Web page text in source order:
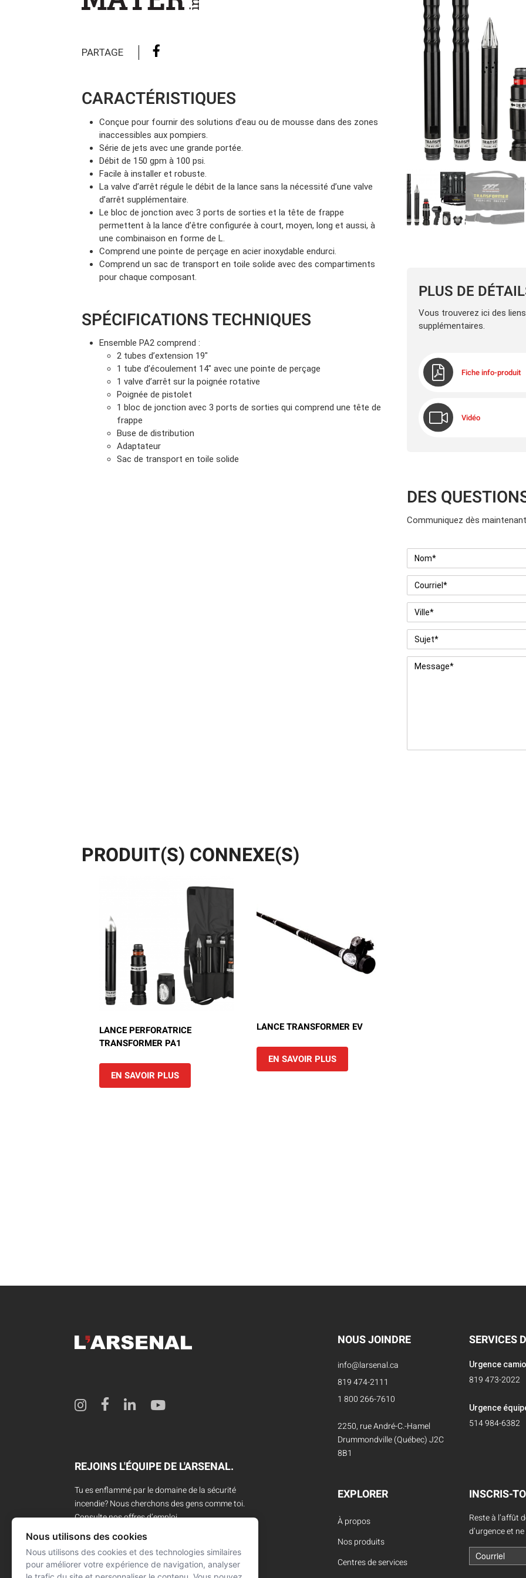
Demande de retour ou d’échange
Démonstration d’équipements
Location d’habit de combat
Planifier un rendez-vous
PLUS DE
Vous trouverez ici des
supplémentaires.
Fiche info-produit
Vidéo
DES
Communiquez dès
Nom *
Courriel *
Ville *
Sujet *
Message *
PARTAGE
CARACTÉRISTIQUES
Conçue pour fournir des solutions d’eau ou de mousse dans des zones
inaccessibles aux pompiers.
Série de jets avec une grande portée.
Débit de 150 gpm à 100 psi.
Facile à installer et robuste.
La valve d’arrêt régule le débit de la lance sans la nécessité d’une valve
d’arrêt supplémentaire.
Le bloc de jonction avec 3 ports de sorties et la tête de frappe
permettent à la lance d’être configurée à court, moyen, long et aussi, à
une combinaison en forme de L.
Comprend une pointe de perçage en acier inoxydable endurci.
Comprend un sac de transport en toile solide avec des compartiments
pour chaque composant.
SPÉCIFICATIONS TECHNIQUES
Ensemble PA2 comprend :
2 tubes d’extension 19″
1 tube d’écoulement 14″ avec une pointe de perçage
1 valve d’arrêt sur la poignée rotative
Poignée de pistolet
1 bloc de jonction avec 3 ports de sorties qui comprend une tête de
frappe
Buse de distribution
Adaptateur
Sac de transport en toile solide
PRODUIT(S) CONNEXE(S)
LANCE PERFORATRICE
TRANSFORMER PA1
EN SAVOIR PLUS
LANCE TRANSFORMER EV
EN SAVOIR PLUS
REJOINS L'ÉQUIPE DE L'ARSENAL.
Tu es enflammé par le domaine de la sécurité
incendie? Nous cherchons des gens comme toi.
Consulte nos offres d’emploi.
CARRIÈRES
NOUS JOINDRE
info@larsenal.ca
819 474-2111
1 800 266-7610
2250, rue André-C.-Hamel
Drummondville (Québec) J2C
8B1
SERVICES
Urgence
819 473-2022
Urgence
514 984-6382
EXPLORER
À propos
Nos produits
Centres de services
INSCRIS-
Reste à l’affût
d’urgence et
Nous utilisons des cookies
Nous utilisons des cookies et des technologies similaires
pour améliorer votre expérience de navigation, analyser